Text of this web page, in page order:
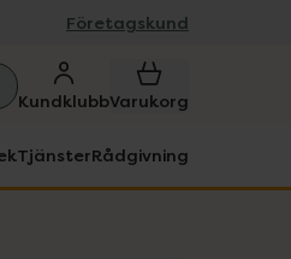
Företagskund
KundklubbVarukorg
TjänsterRådgivning